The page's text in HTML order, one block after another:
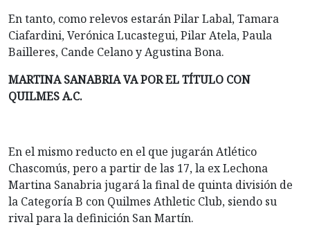
En tanto, como relevos estarán Pilar Labal, Tamara
Ciafardini, Verónica Lucastegui, Pilar Atela, Paula
Bailleres, Cande Celano y Agustina Bona.
MARTINA SANABRIA VA POR EL TÍTULO CON
QUILMES A.C.
En el mismo reducto en el que jugarán Atlético
Chascomús, pero a partir de las 17, la ex Lechona
Martina Sanabria jugará la final de quinta división de
la Categoría B con Quilmes Athletic Club, siendo su
rival para la definición San Martín.